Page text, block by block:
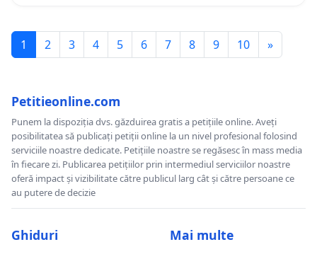
1 2 3 4 5 6 7 8 9 10 »
Petitieonline.com
Punem la dispoziția dvs. găzduirea gratis a petițiile online. Aveți
posibilitatea să publicați petiții online la un nivel profesional folosind
serviciile noastre dedicate. Petițiile noastre se regăsesc în mass media
în fiecare zi. Publicarea petițiilor prin intermediul serviciilor noastre
oferă impact și vizibilitate către publicul larg cât și către persoane ce
au putere de decizie
Ghiduri Mai multe